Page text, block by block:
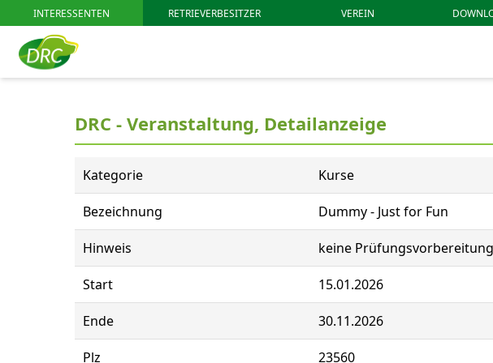
INTERESSENTEN RETRIEVERBESITZER VEREIN
DRC - Veranstaltung, Detailanzeige
Kategorie Kurse
Bezeichnung Dummy - Just for Fun
Hinweis keine
Start 15.01.2026
Ende 30.11.2026
Plz 23560